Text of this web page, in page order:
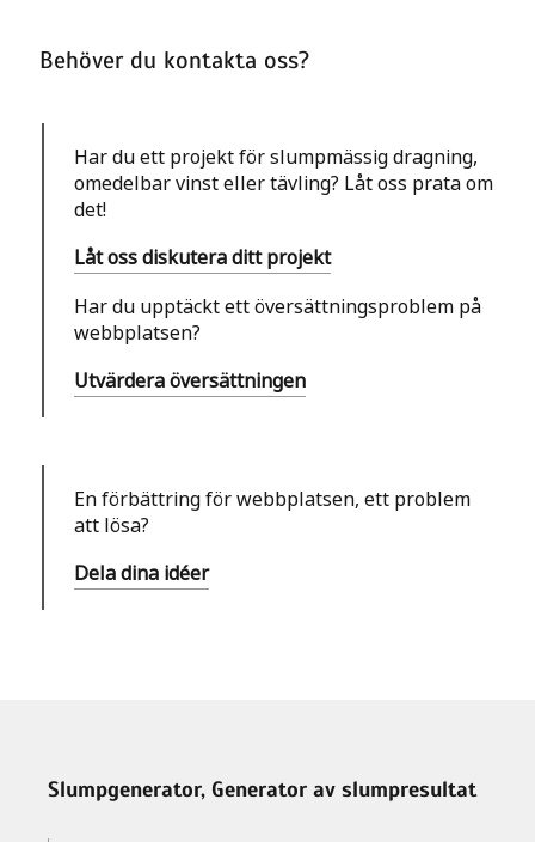
Behöver du kontakta oss?
Har du ett projekt för slumpmässig dragning,
omedelbar vinst eller tävling? Låt oss prata om
det!
Låt oss diskutera ditt projekt
Har du upptäckt ett översättningsproblem på
webbplatsen?
Utvärdera översättningen
En förbättring för webbplatsen, ett problem
att lösa?
Dela dina idéer
Slumpgenerator, Generator av slumpresultat